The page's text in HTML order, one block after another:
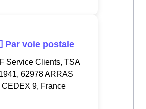
Par voie postale
Service Clients, TSA
62978 ARRAS
CEDEX 9, France